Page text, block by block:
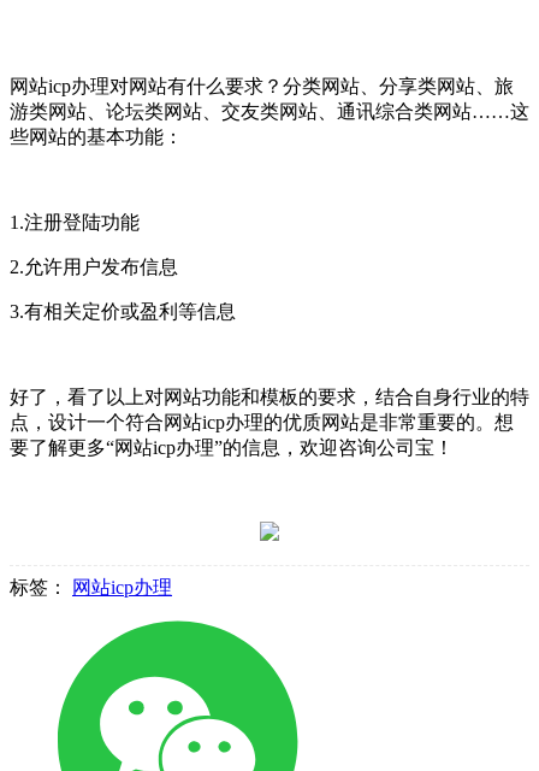
网站icp办理对网站有什么要求？分类网站、分享类网站、旅
游类网站、论坛类网站、交友类网站、通讯综合类网站……这
些网站的基本功能：
1.注册登陆功能
2.允许用户发布信息
3.有相关定价或盈利等信息
好了，看了以上对网站功能和模板的要求，结合自身行业的特
点，设计一个符合网站icp办理的优质网站是非常重要的。想
要了解更多“网站icp办理”的信息，欢迎咨询公司宝！
标签： 网站icp办理